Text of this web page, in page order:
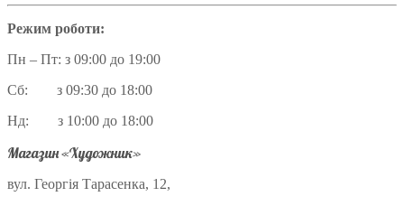
Режим роботи:
Пн – Пт: з 09:00 до 19:00
Сб: з 09:30 до 18:00
Нд: з 10:00 до 18:00
Магазин «Художник»
вул. Георгія Тарасенка, 12,